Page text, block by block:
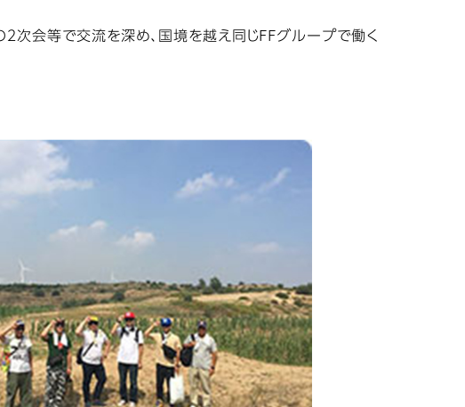
次会等で交流を深め、国境を越え同じFFグループで働く